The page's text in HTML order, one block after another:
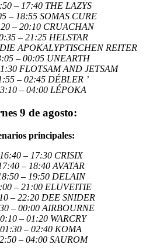
– 17:40 THE LAZYS
– 18:55 SOMAS CURE
– 20:10 CRUACHAN
– 21:25 HELSTAR
APOKALYPTISCHEN REITER
– 00:05 UNEARTH
FLOTSAM AND JETSAM
– 02:45 DÉBLER ’
– 04:00 LÉPOKA
9 de agosto:
principales:
16:40 – 17:30 CRISIX
– 18:40 AVATAR
– 19:50 DELAIN
– 21:00 ELUVEITIE
– 22:20 DEE SNIDER
– 00:00 AIRBOURNE
– 01:20 WARCRY
01:30 – 02:40 KOMA
– 04:00 SAUROM